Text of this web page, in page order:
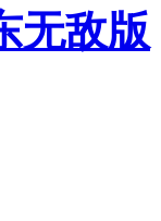
无敌版